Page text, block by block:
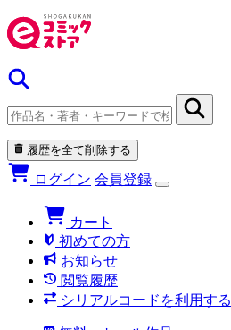
履歴を全て削除する
ログイン 会員登録
カート
初めての方
お知らせ
閲覧履歴
シリアルコードを利用する